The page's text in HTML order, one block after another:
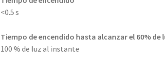
<0.5 s
Tiempo de encendido hasta alcanzar el 60% de
100 % de luz al instante